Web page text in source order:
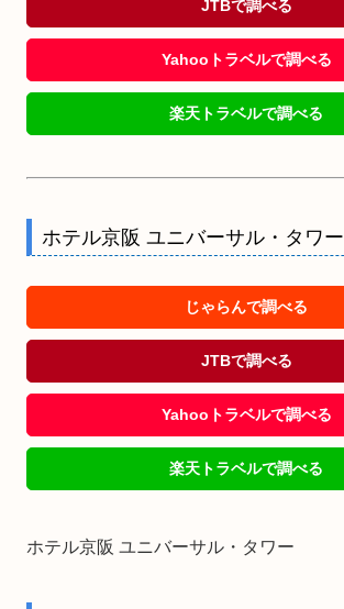
JTBで調べる
Yahooトラベルで調べる
楽天トラベルで調べる
ホテル京阪 ユニバーサル・タワー
じゃらんで調べる
JTBで調べる
Yahooトラベルで調べる
楽天トラベルで調べる
ホテル京阪 ユニバーサル・タワー